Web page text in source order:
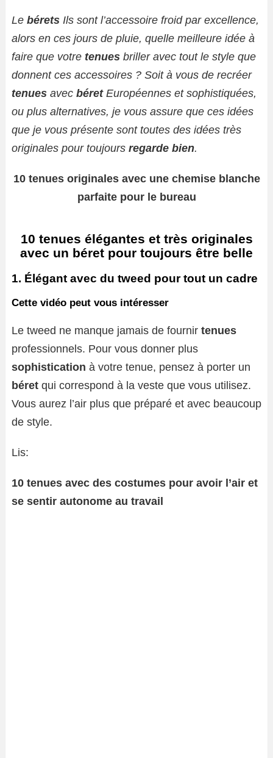
Le bérets Ils sont l’accessoire froid par excellence,
alors en ces jours de pluie, quelle meilleure idée à
faire que votre tenues briller avec tout le style que
donnent ces accessoires ? Soit à vous de recréer
tenues avec béretEuropéennes et sophistiquées,
ou plus alternatives, je vous assure que ces idées
que je vous présente sont toutes des idées très
originales pour toujours regarde bien.
10 tenues originales avec une chemise blanche
parfaite pour le bureau
10 tenues élégantes et très originales
avec un béret pour toujours être belle
1. Élégant avec du tweed pour tout un cadre
Cette vidéo peut vous intéresser
Le tweed ne manque jamais de fournir tenues
professionnels. Pour vous donner plus
sophistication à votre tenue, pensez à porter un
béret qui correspond à la veste que vous utilisez.
Vous aurez l’air plus que préparé et avec beaucoup
de style.
Lis:
10 tenues avec des costumes pour avoir l’air et
se sentir autonome au travail